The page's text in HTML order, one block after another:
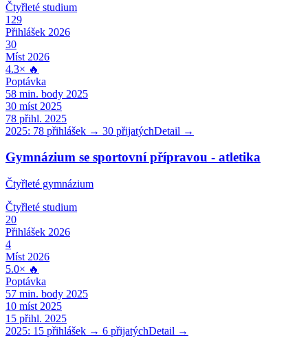
Čtyřleté studium
129
Přihlášek 2026
30
Míst 2026
4.3× 🔥
Poptávka
58 min. body 2025
30 míst 2025
78 přihl. 2025
2025: 78 přihlášek → 30 přijatýchDetail →
Gymnázium se sportovní přípravou - atletika
Čtyřleté gymnázium
Čtyřleté studium
20
Přihlášek 2026
4
Míst 2026
5.0× 🔥
Poptávka
57 min. body 2025
10 míst 2025
15 přihl. 2025
2025: 15 přihlášek → 6 přijatýchDetail →